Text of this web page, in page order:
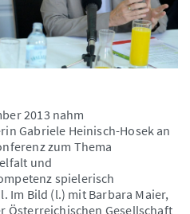
2013 nahm
Gabriele Heinisch-Hosek an
zum Thema
und
spielerisch
Im Bild (l.) mit Barbara Maier,
Österreichischen Gesellschaft